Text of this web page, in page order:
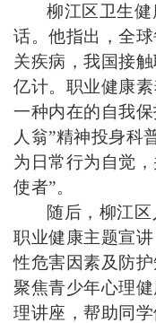
柳江区卫生
话。他指出，全
关疾病，我国接
亿计。职业健康
一种内在的自我
人翁”精神投身科
为日常行为自觉
使者”。
随后，柳江
职业健康主题宣
性危害因素及防
聚焦青少年心理
理讲座，帮助同